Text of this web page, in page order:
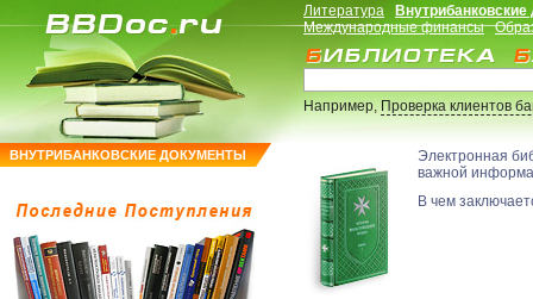
ВНУТРИБАНКОВСКИЕ ДОКУМЕНТЫ
Литература
Международные финансы
Например,Проверка клиентов
Электронная
важной
В чем